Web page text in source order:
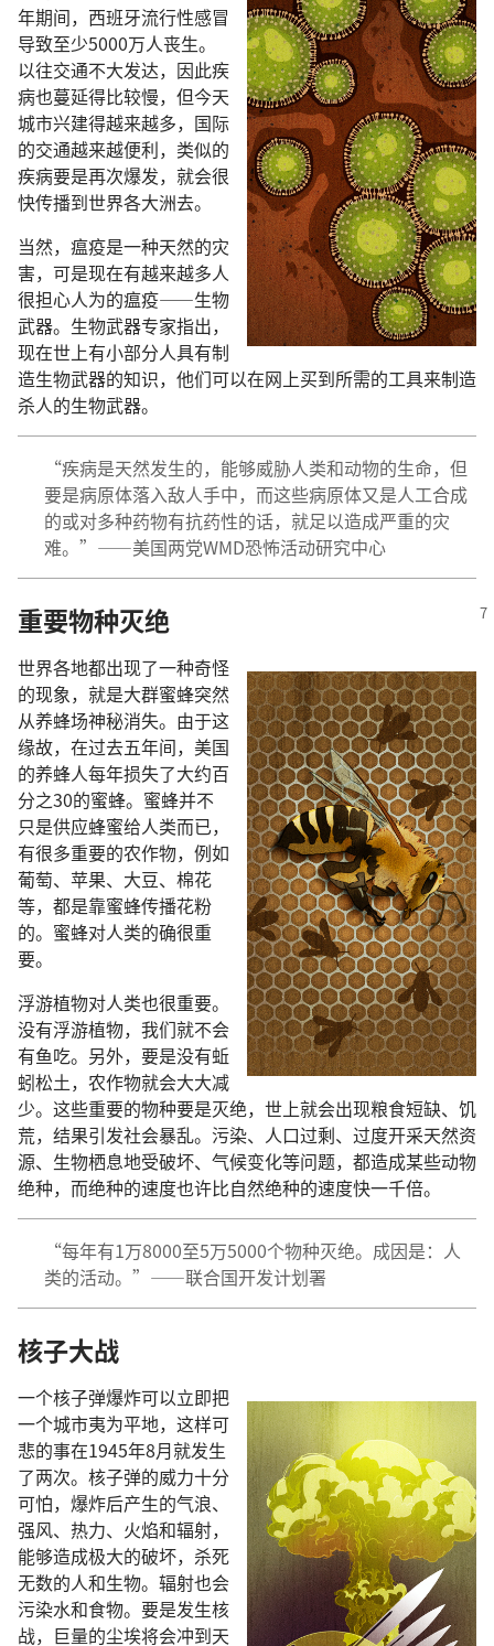
年期间，西班牙流行性感冒
导致至少5000万人丧生。
以往交通不大发达，因此疾
病也蔓延得比较慢，但今天
城市兴建得越来越多，国际
的交通越来越便利，类似的
疾病要是再次爆发，就会很
快传播到世界各大洲去。
当然，瘟疫是一种天然的灾
害，可是现在有越来越多人
很担心人为的瘟疫——生物
武器。生物武器专家指出，
现在世上有小部分人具有制
造生物武器的知识，他们可以在网上买到所需的工具来制造
杀人的生物武器。
“疾病是天然发生的，能够威胁人类和动物的生命，但
要是病原体落入敌人手中，而这些病原体又是人工合成
的或对多种药物有抗药性的话，就足以造成严重的灾
难。”——美国两党WMD恐怖活动研究中心
重要物种灭绝
世界各地都出现了一种奇怪
的现象，就是大群蜜蜂突然
从养蜂场神秘消失。由于这
缘故，在过去五年间，美国
的养蜂人每年损失了大约百
分之30的蜜蜂。蜜蜂并不
只是供应蜂蜜给人类而已，
有很多重要的农作物，例如
葡萄、苹果、大豆、棉花
等，都是靠蜜蜂传播花粉
的。蜜蜂对人类的确很重
要。
浮游植物对人类也很重要。
没有浮游植物，我们就不会
有鱼吃。另外，要是没有蚯
蚓松土，农作物就会大大减
少。这些重要的物种要是灭绝，世上就会出现粮食短缺、饥
荒，结果引发社会暴乱。污染、人口过剩、过度开采天然资
源、生物栖息地受破坏、气候变化等问题，都造成某些动物
绝种，而绝种的速度也许比自然绝种的速度快一千倍。
“每年有1万8000至5万5000个物种灭绝。成因是：人
类的活动。”——联合国开发计划署
核子大战
一个核子弹爆炸可以立即把
一个城市夷为平地，这样可
悲的事在1945年8月就发生
了两次。核子弹的威力十分
可怕，爆炸后产生的气浪、
强风、热力、火焰和辐射，
能够造成极大的破坏，杀死
无数的人和生物。辐射也会
污染水和食物。要是发生核
战，巨量的尘埃将会冲到天